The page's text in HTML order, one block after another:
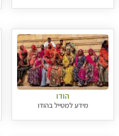
הודו
מידע למטייל בהודו